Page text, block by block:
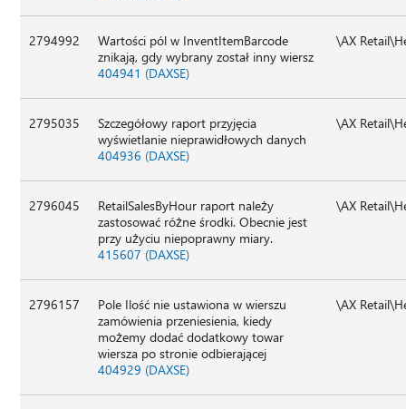
2794992
Wartości pól w InventItemBarcode
znikają, gdy wybrany został inny wiersz
404941 (DAXSE)
\AX
2795035
Szczegółowy raport przyjęcia
wyświetlanie nieprawidłowych danych
404936 (DAXSE)
\AX
2796045
RetailSalesByHour raport należy
zastosować różne środki. Obecnie jest
przy użyciu niepoprawny miary.
415607 (DAXSE)
\AX
2796157
Pole Ilość nie ustawiona w wierszu
zamówienia przeniesienia, kiedy
możemy dodać dodatkowy towar
wiersza po stronie odbierającej
404929 (DAXSE)
\AX